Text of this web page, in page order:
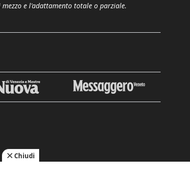
e l'adattamento totale o parziale.
Chiudi